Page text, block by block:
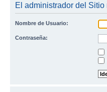
El administrador del
Nombre de Usuario:
Contraseña: